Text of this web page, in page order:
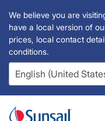
We believe you are
have a local version of
prices, local contact
conditions.